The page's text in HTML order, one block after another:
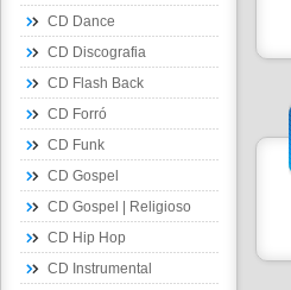
CD Dance
CD Discografia
CD Flash Back
CD Forró
CD Funk
CD Gospel
CD Gospel | Religioso
CD Hip Hop
CD Instrumental